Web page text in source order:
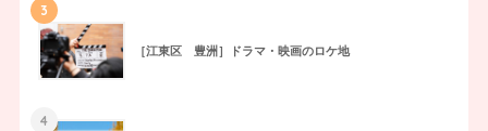
3
［江東区 豊洲］ドラマ・映画のロケ地
4